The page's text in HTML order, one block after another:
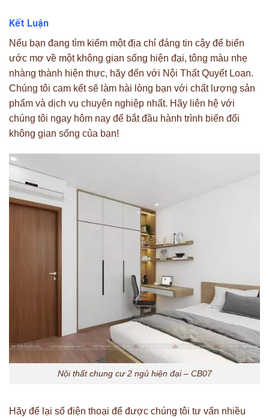
Kết Luận
Nếu bạn đang tìm kiếm một địa chỉ đáng tin cậy để biến
ước mơ về một không gian sống hiện đại, tông màu nhẹ
nhàng thành hiện thực, hãy đến với Nội Thất Quyết Loan.
Chúng tôi cam kết sẽ làm hài lòng bạn với chất lượng sản
phẩm và dịch vụ chuyên nghiệp nhất. Hãy liên hệ với
chúng tôi ngay hôm nay để bắt đầu hành trình biến đổi
không gian sống của bạn!
Nội thất chung cư 2 ngủ hiện đại – CB07
Hãy để lại số điện thoại để được chúng tôi tư vấn nhiều